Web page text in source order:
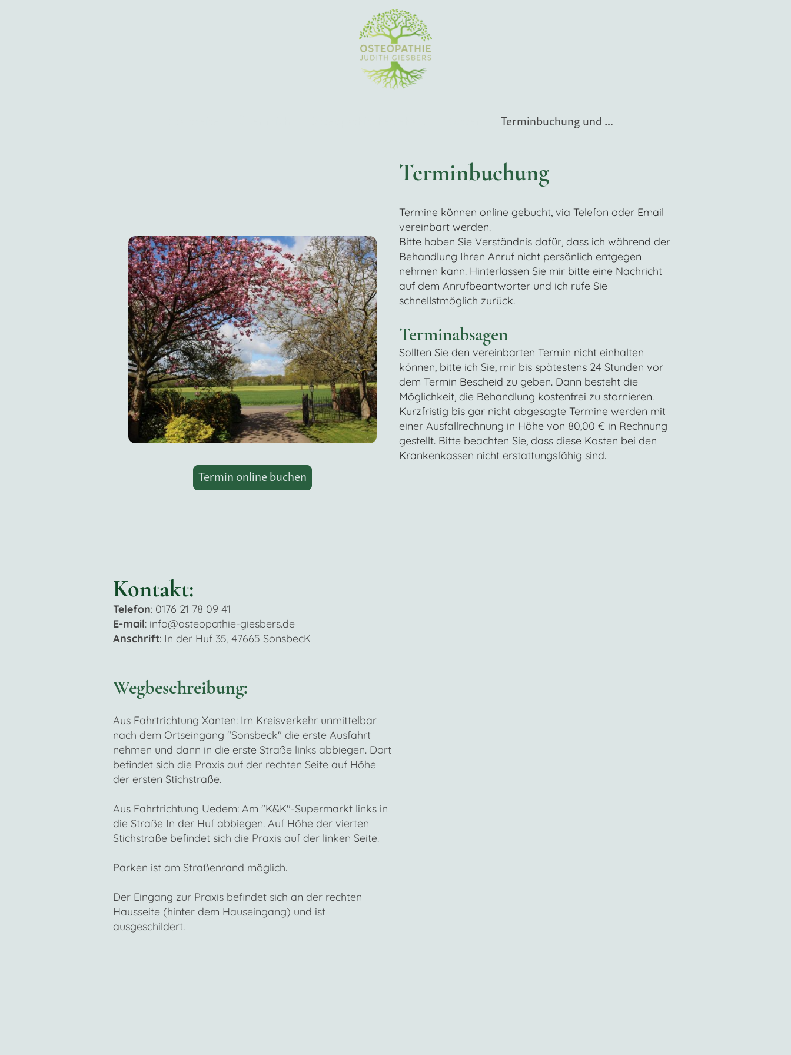
Terminbuchung und Kontakt
Terminbuchung
Termin online buchen
Termine können online gebucht, via Telefon oder Email
vereinbart werden.
Bitte haben Sie Verständnis dafür, dass ich während der
Behandlung Ihren Anruf nicht persönlich entgegen
nehmen kann. Hinterlassen Sie mir bitte eine Nachricht
auf dem Anrufbeantworter und ich rufe Sie
schnellstmöglich zurück.
Terminabsagen
Sollten Sie den vereinbarten Termin nicht einhalten
können, bitte ich Sie, mir bis spätestens 24 Stunden vor
dem Termin Bescheid zu geben. Dann besteht die
Möglichkeit, die Behandlung kostenfrei zu stornieren.
Kurzfristig bis gar nicht abgesagte Termine werden mit
einer Ausfallrechnung in Höhe von 80,00 € in Rechnung
gestellt. Bitte beachten Sie, dass diese Kosten bei den
Krankenkassen nicht erstattungsfähig sind.
Kontakt:
Telefon: 0176 21 78 09 41
E-mail: info@osteopathie-giesbers.de
Anschrift: In der Huf 35, 47665 SonsbecK
Wegbeschreibung:
Aus Fahrtrichtung Xanten: Im Kreisverkehr unmittelbar
nach dem Ortseingang "Sonsbeck" die erste Ausfahrt
nehmen und dann in die erste Straße links abbiegen. Dort
befindet sich die Praxis auf der rechten Seite auf Höhe
der ersten Stichstraße.
Aus Fahrtrichtung Uedem: Am "K&K"-Supermarkt links in
die Straße In der Huf abbiegen. Auf Höhe der vierten
Stichstraße befindet sich die Praxis auf der linken Seite.
Parken ist am Straßenrand möglich.
Der Eingang zur Praxis befindet sich an der rechten
Hausseite (hinter dem Hauseingang) und ist
ausgeschildert.